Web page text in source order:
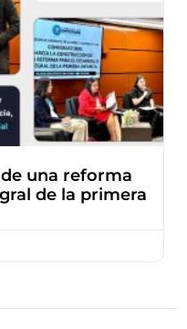
una reforma
de la primera